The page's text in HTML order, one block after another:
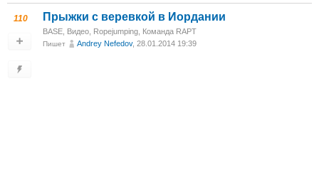
110 Прыжки с веревкой в Иордании
BASE Видео Ropejumping Команда RAPT
Пишет Andrey Nefedov, 28.01.2014 19:39